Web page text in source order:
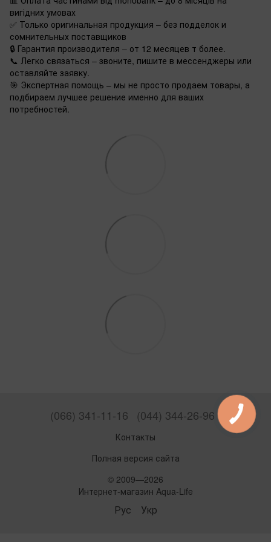
вигідних умовах
✅ Только оригинальная продукция – без подделок и
сомнительных поставщиков
🔒 Гарантия производителя – от 12 месяцев т более.
📞 Легко связаться – звоните, пишите в мессенджеры или
оставляйте заявку.
🎯 Экспертная помощь – мы не просто продаем товары, а
подбираем лучшее решение именно для ваших
потребностей.
(066) 341-11-16 (044) 344-26-96
Контакты
Полная версия сайта
© 2009—2026
Интернет-магазин Aqua-Life
Рус Укр